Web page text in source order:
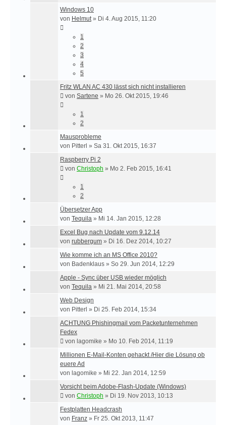
Windows 10
von Helmut » Di 4. Aug 2015, 11:20
1
2
3
4
5
Fritz WLAN AC 430 lässt sich nicht installieren
von Sartene » Mo 26. Okt 2015, 19:46
1
2
Mausprobleme
von Pitterl » Sa 31. Okt 2015, 16:37
Raspberry Pi 2
von Christoph » Mo 2. Feb 2015, 16:41
1
2
Übersetzer App
von Tequila » Mi 14. Jan 2015, 12:28
Excel Bug nach Update vom 9.12.14
von rubbergum » Di 16. Dez 2014, 10:27
Wie komme ich an MS Office 2010?
von Badenklaus » So 29. Jun 2014, 12:29
Apple - Sync über USB wieder möglich
von Tequila » Mi 21. Mai 2014, 20:58
Web Design
von Pitterl » Di 25. Feb 2014, 15:34
ACHTUNG Phishingmail vom Packetunternehmen
Fedex
von lagomike » Mo 10. Feb 2014, 11:19
Millionen E-Mail-Konten gehackt /Hier die Lösung ob
euere Ad
von lagomike » Mi 22. Jan 2014, 12:59
Vorsicht beim Adobe-Flash-Update (Windows)
von Christoph » Di 19. Nov 2013, 10:13
Festplatten Headcrash
von Franz » Fr 25. Okt 2013, 11:47